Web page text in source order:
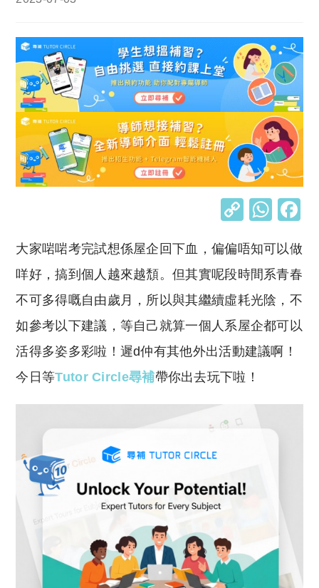
C
p
y
Li
n
k
W
at
s
A
p
p
大家啱啱考完試想係屋企回下血，偏偏唔知可以做
咩好，搞到個人越來越頹。但其實呢段時間系青春
不可多得嘅自由歲月，所以與其繼續虛耗光陰，不
如參考以下建議，等自己就算一個人系屋企都可以
活得多姿多彩啦！遲d仲有其他外出活動建議啊！
今日等Tutor Circle尋補帶你出去玩下啦！